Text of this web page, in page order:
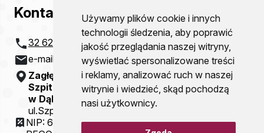
Używamy plików cookie i innych
technologii śledzenia, aby poprawić
jakość przeglądania naszej witryny,
wyświetlać spersonalizowane treści
i reklamy, analizować ruch w naszej
witrynie i wiedzieć, skąd pochodzą
nasi użytkownicy.
Kontakt
32 621 20 00
e-mail:
szpital@zco-dg.pl
Zagłębiowskie Centrum Onkologii
Szpital Specjalistyczny im. Sz. Starkiewicza
w Dąbrowie Górniczej
ul.Szpitalna 13
NIP: 6292115781